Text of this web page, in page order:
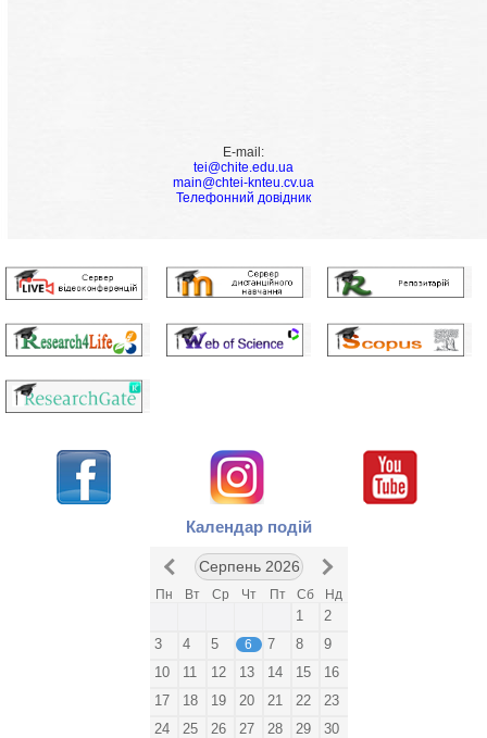
E-mail:
tei@chite.edu.ua
main@chtei-knteu.cv.ua
Телефонний довідник
Календар подій
Серпень 2026
Пн Вт Ср Чт Пт Сб Нд
1
2
3
4 5 6 7 8
9
10
11 12 13 14 15
16
17
18 19 20 21 22
23
24
25 26 27 28 29
30